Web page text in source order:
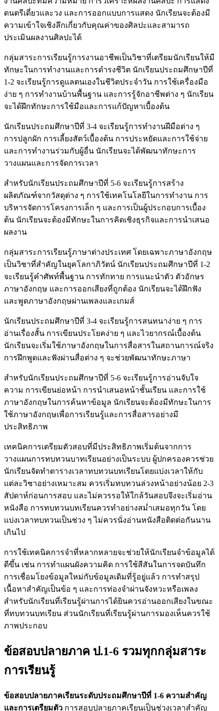
ดนตรีเดี่ยวและวง และการออกแบบการแสดง นักเรียนจะต้องมี
ความเข้าใจเชิงลึกเกี่ยวกับคุณค่าของศิลปะและสามารถ
ประเมินผลงานศิลปะได้
กลุ่มสาระการเรียนรู้การงานอาชีพเป็นวิชาที่เตรียมนักเรียนให้มี
ทักษะในการทำงานและการดำรงชีวิต นักเรียนประถมศึกษาปีที่
1-2 จะเรียนรู้การดูแลตนเองในชีวิตประจำวัน การใช้เครื่องมือ
ง่าย ๆ การทำงานบ้านพื้นฐาน และการรู้จักอาชีพต่าง ๆ นักเรียน
จะได้ฝึกทักษะการใช้มือและการแก้ปัญหาเบื้องต้น
นักเรียนประถมศึกษาปีที่ 3-4 จะเรียนรู้การทำงานฝีมือต่าง ๆ
การปลูกผัก การเลี้ยงสัตว์เบื้องต้น การประหยัดและการใช้จ่าย
และการทำงานร่วมกับผู้อื่น นักเรียนจะได้พัฒนาทักษะการ
วางแผนและการจัดการเวลา
สำหรับนักเรียนประถมศึกษาปีที่ 5-6 จะเรียนรู้การสร้าง
ผลิตภัณฑ์จากวัสดุต่าง ๆ การใช้เทคโนโลยีในการทำงาน การ
บริหารจัดการโครงการเล็ก ๆ และการเป็นผู้ประกอบการเบื้อง
ต้น นักเรียนจะต้องมีทักษะในการคิดเชิงธุรกิจและการนำเสนอ
ผลงาน
กลุ่มสาระการเรียนรู้ภาษาต่างประเทศ โดยเฉพาะภาษาอังกฤษ
เป็นวิชาที่สำคัญในยุคโลกาภิวัตน์ นักเรียนประถมศึกษาปีที่ 1-2
จะเรียนรู้คำศัพท์พื้นฐาน การทักทาย การแนะนำตัว ตัวอักษร
ภาษาอังกฤษ และการออกเสียงที่ถูกต้อง นักเรียนจะได้ฝึกฟัง
และพูดภาษาอังกฤษผ่านเพลงและเกมส์
นักเรียนประถมศึกษาปีที่ 3-4 จะเรียนรู้การสนทนาง่าย ๆ การ
อ่านเรื่องสั้น การเขียนประโยคง่าย ๆ และไวยากรณ์เบื้องต้น
นักเรียนจะเริ่มใช้ภาษาอังกฤษในการสื่อสารในสถานการณ์จริง
การฝึกพูดและฟังผ่านสื่อต่าง ๆ จะช่วยพัฒนาทักษะภาษา
สำหรับนักเรียนประถมศึกษาปีที่ 5-6 จะเรียนรู้การอ่านจับใจ
ความ การเขียนย่อหน้า การนำเสนอหน้าชั้นเรียน และการใช้
ภาษาอังกฤษในการค้นหาข้อมูล นักเรียนจะต้องมีทักษะในการ
ใช้ภาษาอังกฤษเพื่อการเรียนรู้และการสื่อสารอย่างมี
ประสิทธิภาพ
เทคนิคการเตรียมตัวสอบที่มีประสิทธิภาพเริ่มต้นจากการ
วางแผนการทบทวนบาทเรียนอย่างเป็นระบบ ผู้ปกครองควรช่วย
นักเรียนจัดทำตารางเวลาทบทวนบทเรียนโดยแบ่งเวลาให้กับ
แต่ละวิชาอย่างเหมาะสม ควรเริ่มทบทวนล่วงหน้าอย่างน้อย 2-3
สัปดาห์ก่อนการสอบ และไม่ควรรอให้ใกล้วันสอบจึงจะเริ่มอ่าน
หนังสือ การทบทวนบทเรียนควรทำอย่างสม่ำเสมอทุกวัน โดย
แบ่งเวลาทบทวนเป็นช่วง ๆ ไม่ควรนั่งอ่านหนังสือติดต่อกันนาน
เกินไป
การใช้เทคนิคการจำที่หลากหลายจะช่วยให้นักเรียนจำข้อมูลได้
ดีขึ้น เช่น การทำแผนผังความคิด การใช้สีสันในการจดบันทึก
การเชื่อมโยงข้อมูลใหม่กับข้อมูลเดิมที่รู้อยู่แล้ว การทำสรุป
เนื้อหาสำคัญเป็นข้อ ๆ และการท่องจำผ่านจังหวะหรือเพลง
สำหรับนักเรียนที่เรียนรู้ผ่านการได้ยินควรอ่านออกเสียงในขณะ
ที่ทบทวนบทเรียน ส่วนนักเรียนที่เรียนรู้ผ่านการมองเห็นควรใช้
ภาพประกอบ
ข้อสอบปลายภาค ป.1-6 รวมทุกกลุ่มสาระ
การเรียนรู้
ข้อสอบปลายภาคเรียนระดับประถมศึกษาปีที่ 1-6 ความสำคัญ
และการเตรียมตัว การสอบปลายภาคเรียนเป็นช่วงเวลาสำคัญ